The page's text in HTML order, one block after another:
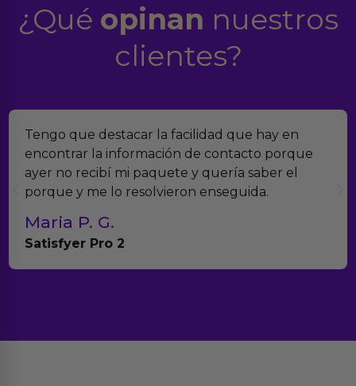
¿Qué opinan nuestros
clientes?
Tengo que destacar la facilidad que hay en
encontrar la información de contacto porque
ayer no recibí mi paquete y quería saber el
porque y me lo resolvieron enseguida.
Maria P. G.
Satisfyer Pro 2